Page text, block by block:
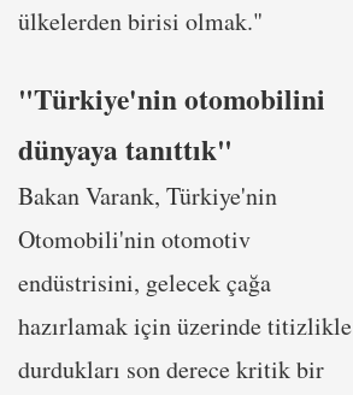
ülkelerden birisi olmak."
"Türkiye'nin otomobilini
dünyaya tanıttık"
Bakan Varank, Türkiye'nin
Otomobili'nin otomotiv
endüstrisini, gelecek çağa
hazırlamak için üzerinde titizlikle
durdukları son derece kritik bir